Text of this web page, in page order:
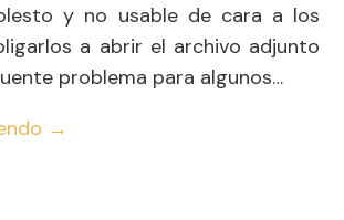
y no usable de cara a los
a abrir el archivo adjunto
problema para algunos…
→